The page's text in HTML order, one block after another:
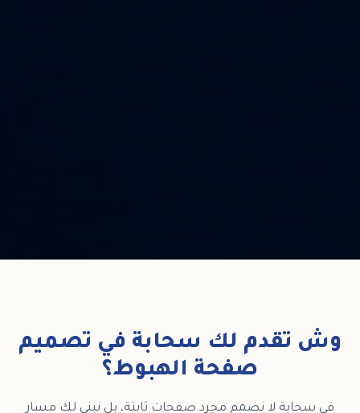
تقدم لك سحابة في تصميم
صفحة الهبوط؟
في سحابة لا نصمم مجرد صفحات ثابتة، بل نبني لك مسار